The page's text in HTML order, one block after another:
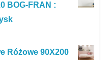
BOG-FRAN :
Różowe 90X200